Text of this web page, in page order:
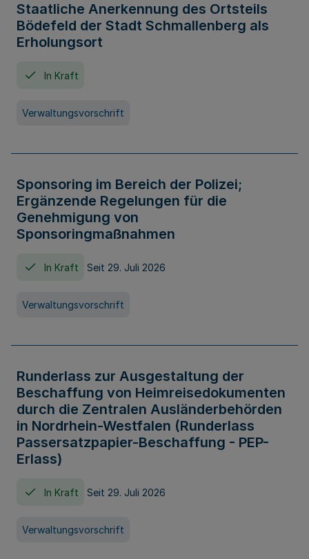
Staatliche Anerkennung des Ortsteils
Bödefeld der Stadt Schmallenberg als
Erholungsort
In Kraft
Verwaltungsvorschrift
Sponsoring im Bereich der Polizei;
Ergänzende Regelungen für die
Genehmigung von
Sponsoringmaßnahmen
In Kraft Seit 29. Juli 2026
Verwaltungsvorschrift
Runderlass zur Ausgestaltung der
Beschaffung von Heimreisedokumenten
durch die Zentralen Ausländerbehörden
in Nordrhein-Westfalen (Runderlass
Passersatzpapier-Beschaffung - PEP-
Erlass)
In Kraft Seit 29. Juli 2026
Verwaltungsvorschrift